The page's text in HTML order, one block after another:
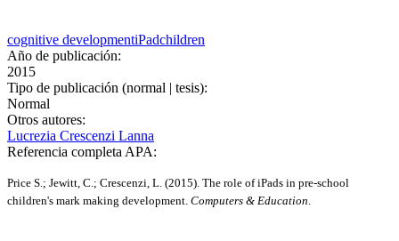
cognitive developmentiPadchildren
Año de publicación:
2015
Tipo de publicación (normal | tesis):
Normal
Otros autores:
Lucrezia Crescenzi Lanna
Referencia completa APA:
Price S.; Jewitt, C.; Crescenzi, L. (2015). The role of iPads in pre-school
children's mark making development. Computers & Education